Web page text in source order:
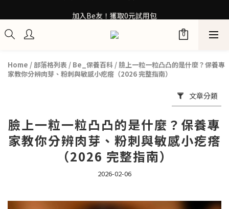
30秒檢測膚質！再拿保養配方箋7折券
加入Be友！獲取0元試用包
訂閱100+計畫 當筆即享8折優惠
Home / 部落格列表 / Be_保養百科 /臉上一粒一粒凸凸的是什麼？保養專
家教你分辨肉芽、粉刺與敏感小疙瘩（2026 完整指南）
文章分類
臉上一粒一粒凸凸的是什麼？保養專
家教你分辨肉芽、粉刺與敏感小疙瘩
（2026 完整指南）
2026-02-06